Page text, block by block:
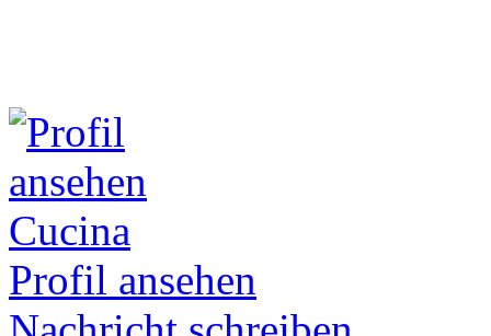
Cucina
Profil ansehen